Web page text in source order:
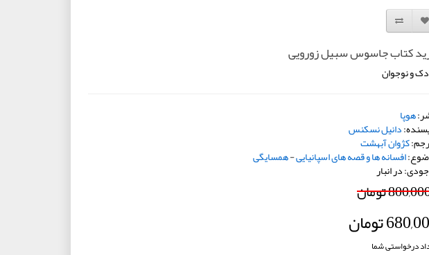
افزودن به لیست دلخواه
مقایسه این محصول
کتاب جاسوس سبیل زورویی
و نوجوان
هوپا
دانیل نسکنس
کژوان آبهشت
افسانه ها و قصه های اسپانیایی-همسایگی
در انبار
تومان
تومان
درخواستی شما